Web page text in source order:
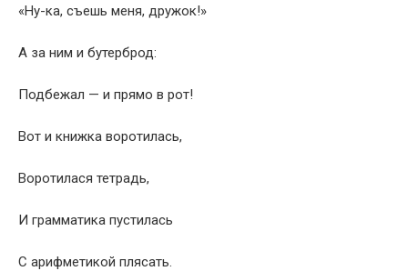
«Ну-ка, съешь меня, дружок!»
А за ним и бутерброд:
Подбежал — и прямо в рот!
Вот и книжка воротилась,
Воротилася тетрадь,
И грамматика пустилась
С арифметикой плясать.